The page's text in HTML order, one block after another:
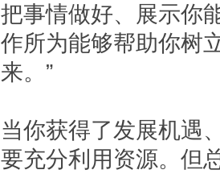
把事情做好、展示你
作所为能够帮助你树
来。”​
当你获得了发展机遇
要充分利用资源。但